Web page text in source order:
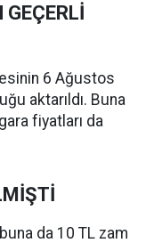
6 Ağustos
aktarıldı. Buna
fiyatları da
da 10 TL zam